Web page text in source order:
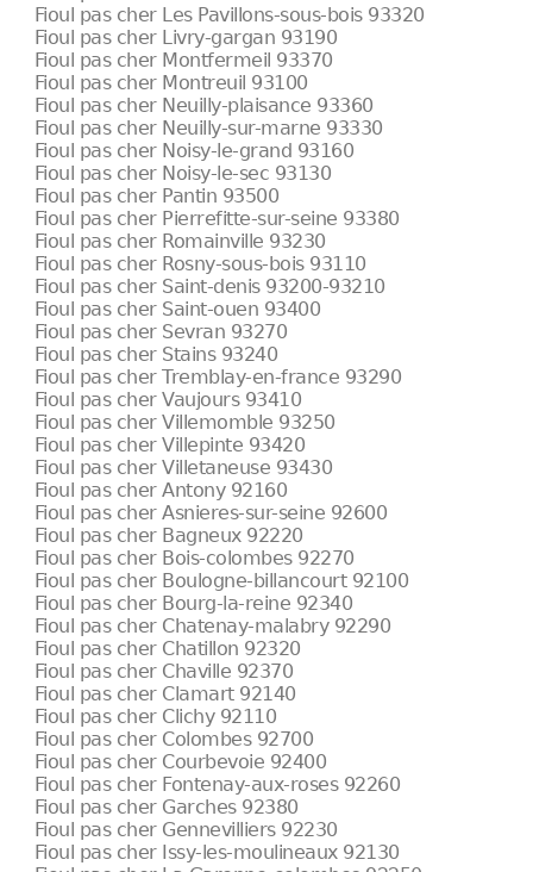
Fioul pas cher Les Pavillons-sous-bois 93320
Fioul pas cher Livry-gargan 93190
Fioul pas cher Montfermeil 93370
Fioul pas cher Montreuil 93100
Fioul pas cher Neuilly-plaisance 93360
Fioul pas cher Neuilly-sur-marne 93330
Fioul pas cher Noisy-le-grand 93160
Fioul pas cher Noisy-le-sec 93130
Fioul pas cher Pantin 93500
Fioul pas cher Pierrefitte-sur-seine 93380
Fioul pas cher Romainville 93230
Fioul pas cher Rosny-sous-bois 93110
Fioul pas cher Saint-denis 93200-93210
Fioul pas cher Saint-ouen 93400
Fioul pas cher Sevran 93270
Fioul pas cher Stains 93240
Fioul pas cher Tremblay-en-france 93290
Fioul pas cher Vaujours 93410
Fioul pas cher Villemomble 93250
Fioul pas cher Villepinte 93420
Fioul pas cher Villetaneuse 93430
Fioul pas cher Antony 92160
Fioul pas cher Asnieres-sur-seine 92600
Fioul pas cher Bagneux 92220
Fioul pas cher Bois-colombes 92270
Fioul pas cher Boulogne-billancourt 92100
Fioul pas cher Bourg-la-reine 92340
Fioul pas cher Chatenay-malabry 92290
Fioul pas cher Chatillon 92320
Fioul pas cher Chaville 92370
Fioul pas cher Clamart 92140
Fioul pas cher Clichy 92110
Fioul pas cher Colombes 92700
Fioul pas cher Courbevoie 92400
Fioul pas cher Fontenay-aux-roses 92260
Fioul pas cher Garches 92380
Fioul pas cher Gennevilliers 92230
Fioul pas cher Issy-les-moulineaux 92130